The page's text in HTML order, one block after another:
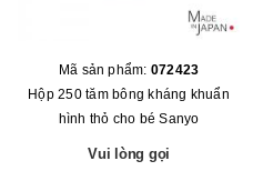
Mã sản phẩm: 072423
Hộp 250 tăm bông kháng khuẩn
hình thỏ cho bé Sanyo
Vui lòng gọi